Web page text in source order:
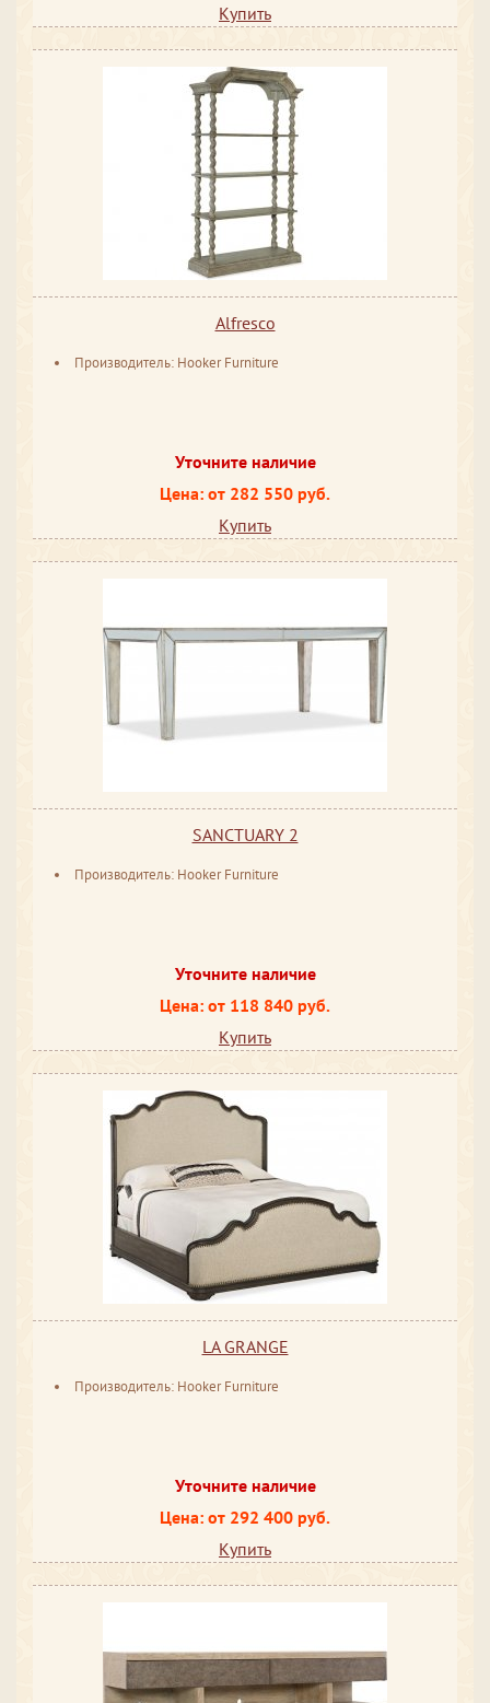
Купить
Alfresco
Производитель: Hooker Furniture
Уточните наличие
Цена: от 282 550 руб.
Купить
SANCTUARY 2
Производитель: Hooker Furniture
Уточните наличие
Цена: от 118 840 руб.
Купить
LA GRANGE
Производитель: Hooker Furniture
Уточните наличие
Цена: от 292 400 руб.
Купить